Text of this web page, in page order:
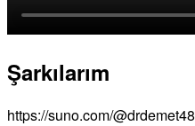
Şarkılarım
https://suno.com/@drdemet48